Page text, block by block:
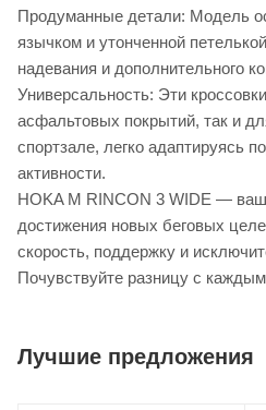
Продуманные детали: Модель
язычком и утонченной
надевания и дополнительного
Универсальность: Эти
асфальтовых покрытий, так и
спортзале, легко адаптируясь
активности.
HOKA M RINCON 3 WIDE —
достижения новых беговых
скорость, поддержку и
Почувствуйте разницу с
Лучшие предложения